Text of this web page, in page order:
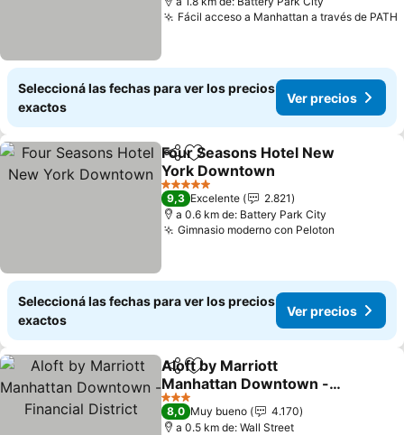
Fácil acceso a Manhattan a través de PATH
Seleccioná las fechas para ver los precios
exactos
Ver precios
CompartirAñadir a favoritos
Four Seasons Hotel New
York Downtown
Ver precios
5 Estrellas
9,3 Excelente
2.821
a 0.6 km de: Battery Park City
Gimnasio moderno con Peloton
Seleccioná las fechas para ver los precios
exactos
Ver precios
CompartirAñadir a favoritos
Aloft by Marriott
Manhattan Downtown -
Financial District
Ver precios
3 Estrellas
8,0 Muy bueno
4.170
a 0.5 km de: Wall Street